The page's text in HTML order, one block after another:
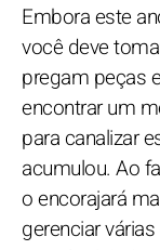
Embora este
você deve
pregam peças
encontrar um
para canalizar
acumulou. Ao
o encorajará
gerenciar